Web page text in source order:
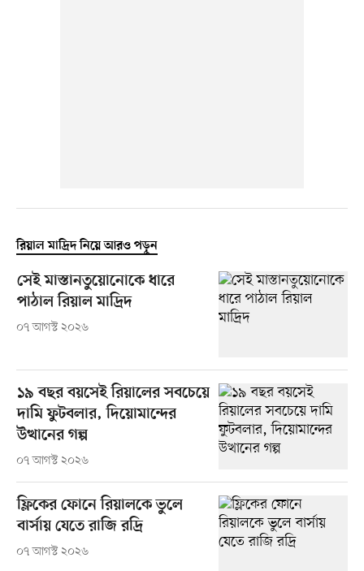
রিয়াল মাদ্রিদ নিয়ে আরও পড়ুন
সেই মাস্তানতুয়োনোকে ধারে
পাঠাল রিয়াল মাদ্রিদ
০৭ আগস্ট ২০২৬
১৯ বছর বয়সেই রিয়ালের সবচেয়ে
দামি ফুটবলার, দিয়োমান্দের
উত্থানের গল্প
০৭ আগস্ট ২০২৬
ফ্লিকের ফোনে রিয়ালকে ভুলে
বার্সায় যেতে রাজি রদ্রি
০৭ আগস্ট ২০২৬